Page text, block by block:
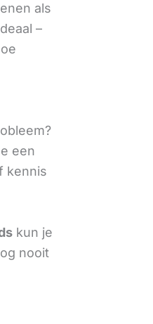
als
–
een
kennis
kun je
nooit